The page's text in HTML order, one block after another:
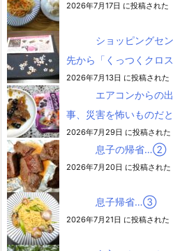
2026年7月17日 に投稿された
ショッピングセ
先から「くっつくクロ
2026年7月13日 に投稿された
エアコンからの
事、災害を怖いものだ
2026年7月29日 に投稿された
息子の帰省…②
2026年7月20日 に投稿された
息子帰省…③
2026年7月21日 に投稿された